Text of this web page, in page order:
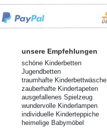
unsere Empfehlungen
schöne Kinderbetten
Jugendbetten
traumhafte Kinderbettwäsche
zauberhafte Kindertapeten
ausgefallenes Spielzeug
wundervolle Kinderlampen
individuelle Kinderteppiche
heimelige Babymöbel